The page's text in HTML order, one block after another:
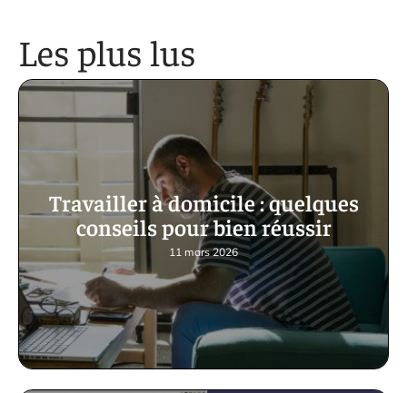
Les plus lus
Travailler à domicile : quelques
conseils pour bien réussir
11 mars 2026